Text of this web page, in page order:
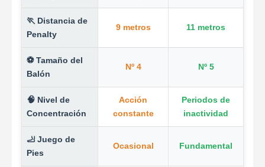
🏃 Distancia de
Penalty
9 metros 11 metros
⚽ Tamaño del
Balón
Nº 4 Nº 5
🧠 Nivel de
Concentración
Acción
constante
Periodos de
inactividad
🦶 Juego de
Pies
Ocasional Fundamental